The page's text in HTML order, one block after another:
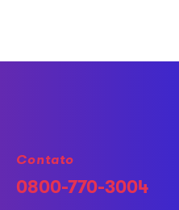
Contato
0800-770-3004